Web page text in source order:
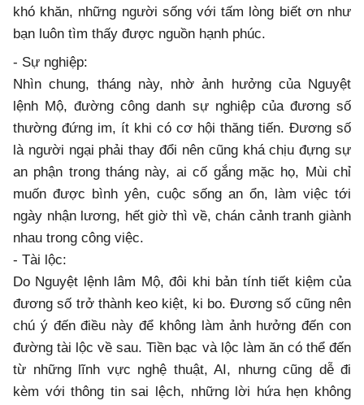
khó khăn, những người sống với tấm lòng biết ơn như
bạn luôn tìm thấy được nguồn hạnh phúc.
- Sự nghiệp:
Nhìn chung, tháng này, nhờ ảnh hưởng của Nguyệt
lệnh Mộ, đường công danh sự nghiệp của đương số
thường đứng im, ít khi có cơ hội thăng tiến. Đương số
là người ngại phải thay đổi nên cũng khá chịu đựng sự
an phận trong tháng này, ai cố gắng mặc họ, Mùi chỉ
muốn được bình yên, cuộc sống an ổn, làm việc tới
ngày nhận lương, hết giờ thì về, chán cảnh tranh giành
nhau trong công việc.
- Tài lộc:
Do Nguyệt lệnh lâm Mộ, đôi khi bản tính tiết kiệm của
đương số trở thành keo kiệt, ki bo. Đương số cũng nên
chú ý đến điều này để không làm ảnh hưởng đến con
đường tài lộc về sau. Tiền bạc và lộc làm ăn có thể đến
từ những lĩnh vực nghệ thuật, AI, nhưng cũng dễ đi
kèm với thông tin sai lệch, những lời hứa hẹn không